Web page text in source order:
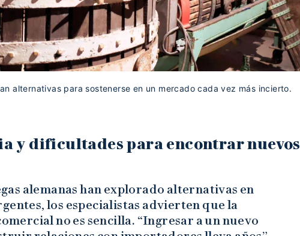
alternativas para sostenerse en un mercado cada vez más incierto.
y dificultades para encontrar nuevos
alemanas han explorado alternativas en
los especialistas advierten que la
no es sencilla. “Ingresar a un nuevo